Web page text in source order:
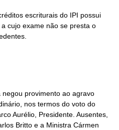
provimento ao agravo
nos termos do voto do
Aurélio, Presidente. Ausentes,
Britto e a Ministra Cármen